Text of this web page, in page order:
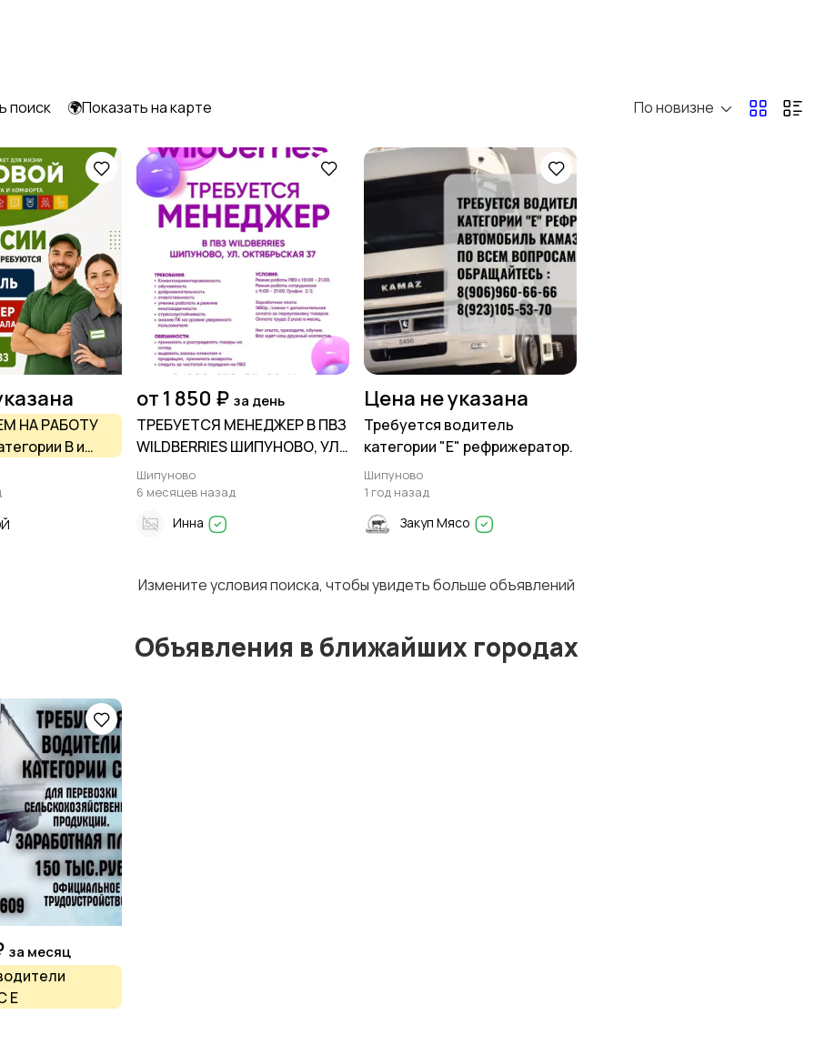
персоналом
поиск 🌍Показать на карте По новизне
НА РАБОТУ
В и
зала
от 1 850 ₽ за день
ТРЕБУЕТСЯ МЕНЕДЖЕР В ПВЗ
WILDBERRIES ШИПУНОВО, УЛ.
ОКТЯБРЬСКАЯ 37
Шипуново
6 месяцев назад
Инна
Цена не указана
Требуется водитель
категории "Е" рефрижератор.
Шипуново
1 год назад
Закуп Мясо
Измените условия поиска, чтобы увидеть больше объявлений
Объявления в ближайших городах
за месяц
Е